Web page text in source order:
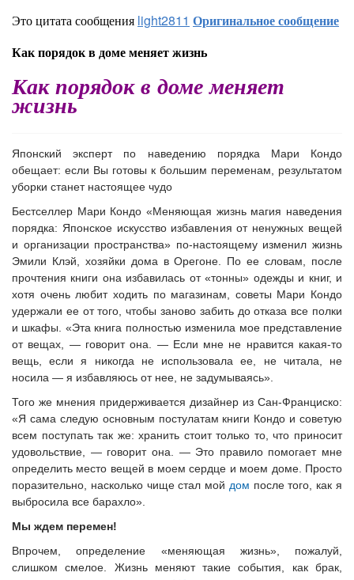
Это цитата сообщения light2811 Оригинальное сообщение
Как порядок в доме меняет жизнь
Как порядок в доме меняет
жизнь
Японский эксперт по наведению порядка Мари Кондо
обещает: если Вы готовы к большим переменам, результатом
уборки станет настоящее чудо
Бестселлер Мари Кондо «Меняющая жизнь магия наведения
порядка: Японское искусство избавления от ненужных вещей
и организации пространства» по-настоящему изменил жизнь
Эмили Клэй, хозяйки дома в Орегоне. По ее словам, после
прочтения книги она избавилась от «тонны» одежды и книг, и
хотя очень любит ходить по магазинам, советы Мари Кондо
удержали ее от того, чтобы заново забить до отказа все полки
и шкафы. «Эта книга полностью изменила мое представление
от вещах, — говорит она. — Если мне не нравится какая-то
вещь, если я никогда не использовала ее, не читала, не
носила — я избавляюсь от нее, не задумываясь».
Того же мнения придерживается дизайнер из Сан-Франциско:
«Я сама следую основным постулатам книги Кондо и советую
всем поступать так же: хранить стоит только то, что приносит
удовольствие, — говорит она. — Это правило помогает мне
определить место вещей в моем сердце и моем доме. Просто
поразительно, насколько чище стал мой дом после того, как я
выбросила все барахло».
Мы ждем перемен!
Впрочем, определение «меняющая жизнь», пожалуй,
слишком смелое. Жизнь меняют такие события, как брак,